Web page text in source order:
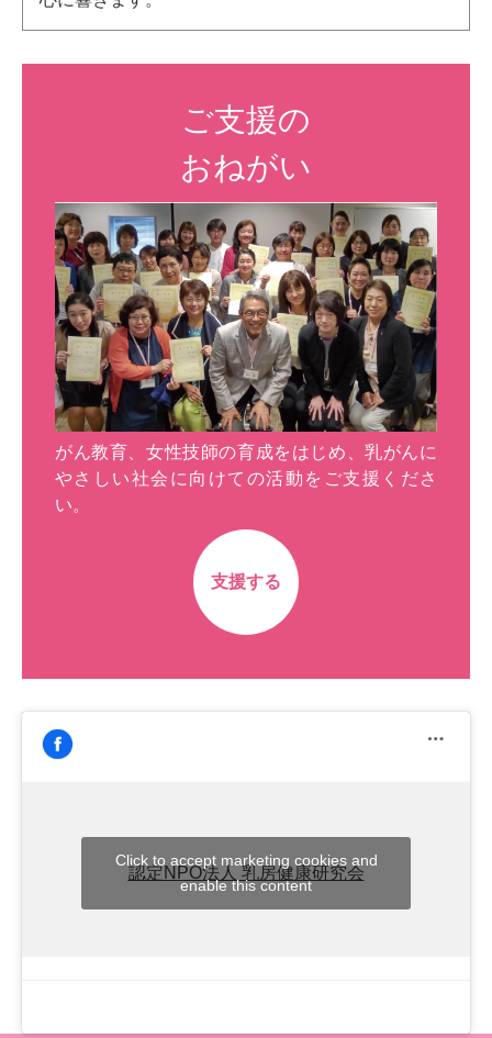
ご支援の
おねがい
がん教育、女性技師の育成をはじめ、乳がんに
やさしい社会に向けての活動をご支援くださ
い。
支援する
認定NPO法人 乳房健康研究会
Click to accept marketing cookies and
enable this content